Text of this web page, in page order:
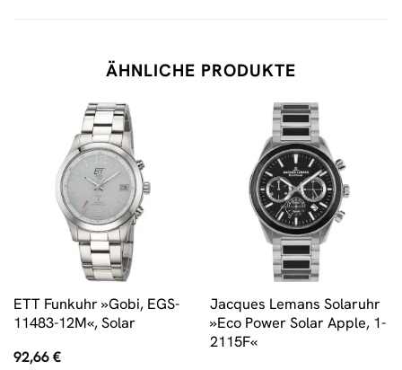
ÄHNLICHE PRODUKTE
ETT Funkuhr »Gobi, EGS-
11483-12M«, Solar
92,66€
Jacques Lemans Solaruhr
»Eco Power Solar Apple, 1-
2115F«